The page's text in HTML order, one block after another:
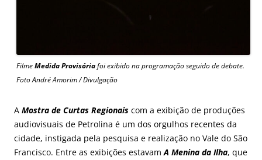
FilmeMedida Provisóriafoi exibido na programação seguido de debate.
Foto André Amorim / Divulgação
A Mostra de Curtas Regionais com a exibição de produções
audiovisuais de Petrolina é um dos orgulhos recentes da
cidade, instigada pela pesquisa e realização no Vale do São
Francisco. Entre as exibições estavamA Menina da Ilha, que